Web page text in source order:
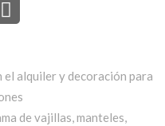
el alquiler y decoración para
de vajillas, manteles,